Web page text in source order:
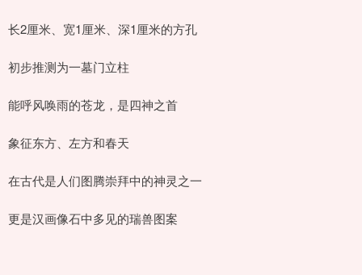
长2厘米、宽1厘米、深1厘米的方孔
初步推测为一墓门立柱
能呼风唤雨的苍龙，是四神之首
象征东方、左方和春天
在古代是人们图腾崇拜中的神灵之一
更是汉画像石中多见的瑞兽图案